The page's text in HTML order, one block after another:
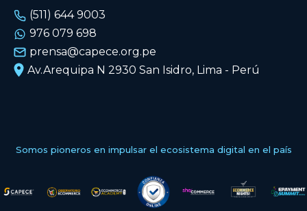
(511) 644 9003
976 079 698
prensa@capece.org.pe
Av.Arequipa N 2930 San Isidro, Lima - Perú
Somos pioneros en impulsar el ecosistema digital en el país